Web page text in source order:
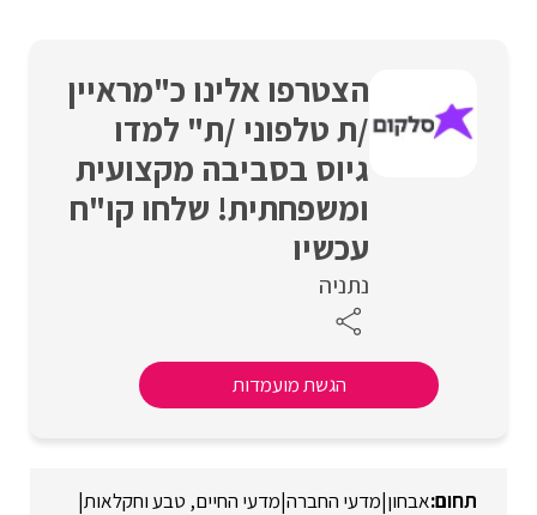
הצטרפו אלינו כ"מראיין
/ת טלפוני /ת" למדו
גיוס בסביבה מקצועית
ומשפחתית! שלחו קו"ח
עכשיו
נתניה
הגשת מועמדות
אבחון|מדעי החברה|מדעי החיים, טבע וחקלאות|